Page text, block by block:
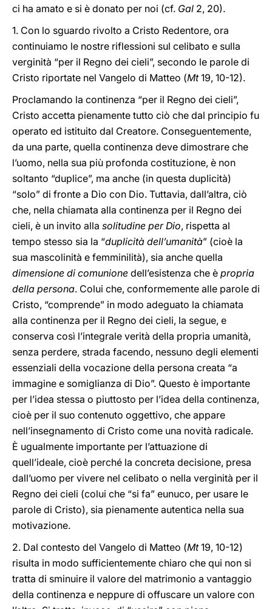
ci ha amato e si è donato per noi (cf. Gal 2, 20).
1. Con lo sguardo rivolto a Cristo Redentore, ora
continuiamo le nostre riflessioni sul celibato e sulla
verginità “per il Regno dei cieli”, secondo le parole di
Cristo riportate nel Vangelo di Matteo (Mt19, 10-12).
Proclamando la continenza “per il Regno dei cieli”,
Cristo accetta pienamente tutto ciò che dal principio fu
operato ed istituito dal Creatore. Conseguentemente,
da una parte, quella continenza deve dimostrare che
l’uomo, nella sua più profonda costituzione, è non
soltanto “duplice”, ma anche (in questa duplicità)
“solo” di fronte a Dio con Dio. Tuttavia, dall’altra, ciò
che, nella chiamata alla continenza per il Regno dei
cieli, è un invito alla solitudine per Dio, rispetta al
tempo stesso sia la “duplicità dell’umanità” (cioè la
sua mascolinità e femminilità), sia anche quella
dimensione di comunione dell’esistenza che è propria
della persona. Colui che, conformemente alle parole di
Cristo, “comprende” in modo adeguato la chiamata
alla continenza per il Regno dei cieli, la segue, e
conserva così l’integrale verità della propria umanità,
senza perdere, strada facendo, nessuno degli elementi
essenziali della vocazione della persona creata “a
immagine e somiglianza di Dio”. Questo è importante
per l’idea stessa o piuttosto per l’idea della continenza,
cioè per il suo contenuto oggettivo, che appare
nell’insegnamento di Cristo come una novità radicale.
È ugualmente importante per l’attuazione di
quell’ideale, cioè perché la concreta decisione, presa
dall’uomo per vivere nel celibato o nella verginità per il
Regno dei cieli (colui che “si fa” eunuco, per usare le
parole di Cristo), sia pienamente autentica nella sua
motivazione.
2. Dal contesto del Vangelo di Matteo (Mt19, 10-12)
risulta in modo sufficientemente chiaro che qui non si
tratta di sminuire il valore del matrimonio a vantaggio
della continenza e neppure di offuscare un valore con